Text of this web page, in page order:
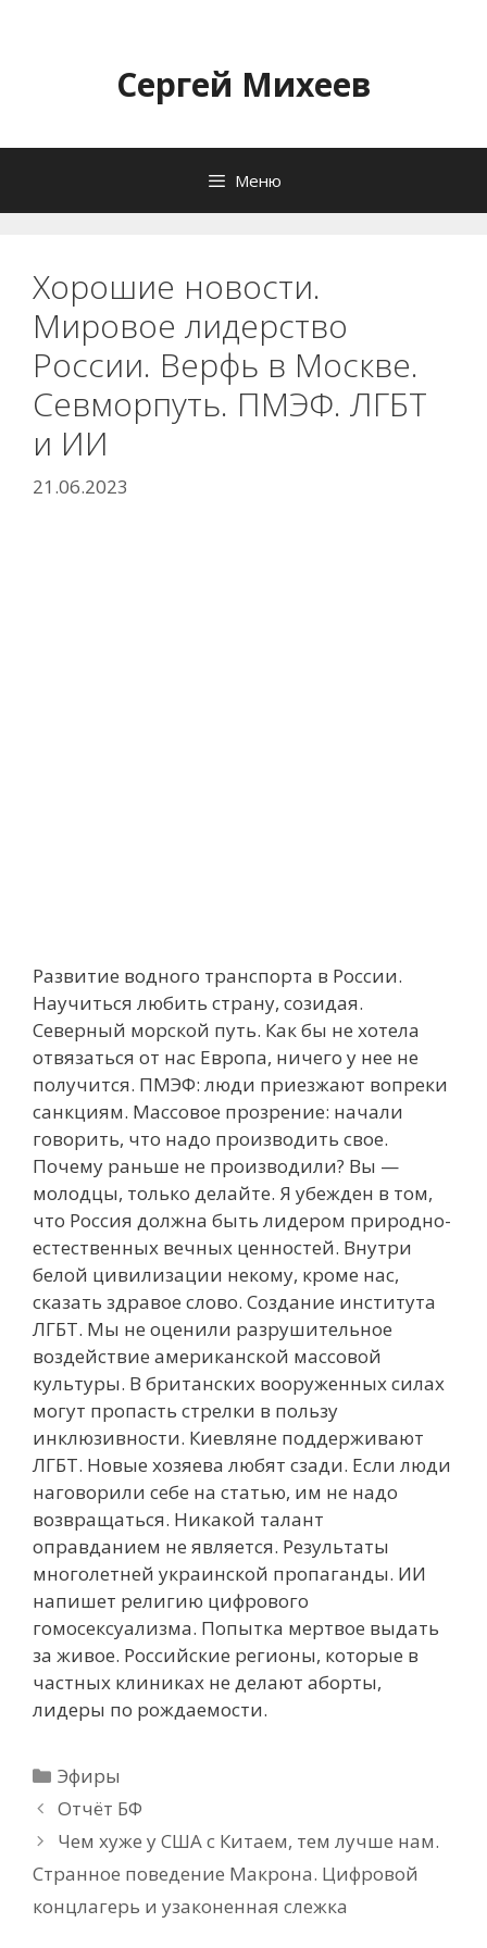
содержимомуСергей Михеев
Меню
Хорошие новости.
Мировое лидерство
России. Верфь в Москве.
Севморпуть. ПМЭФ. ЛГБТ
и ИИ
21.06.2023
Развитие водного транспорта в России.
Научиться любить страну, созидая.
Северный морской путь. Как бы не хотела
отвязаться от нас Европа, ничего у нее не
получится. ПМЭФ: люди приезжают вопреки
санкциям. Массовое прозрение: начали
говорить, что надо производить свое.
Почему раньше не производили? Вы —
молодцы, только делайте. Я убежден в том,
что Россия должна быть лидером природно-
естественных вечных ценностей. Внутри
белой цивилизации некому, кроме нас,
сказать здравое слово. Создание института
ЛГБТ. Мы не оценили разрушительное
воздействие американской массовой
культуры. В британских вооруженных силах
могут пропасть стрелки в пользу
инклюзивности. Киевляне поддерживают
ЛГБТ. Новые хозяева любят сзади. Если люди
наговорили себе на статью, им не надо
возвращаться. Никакой талант
оправданием не является. Результаты
многолетней украинской пропаганды. ИИ
напишет религию цифрового
гомосексуализма. Попытка мертвое выдать
за живое. Российские регионы, которые в
частных клиниках не делают аборты,
лидеры по рождаемости.
Рубрики
Эфиры
Отчёт БФ
Чем хуже у США с Китаем, тем лучше нам.
Странное поведение Макрона. Цифровой
концлагерь и узаконенная слежка